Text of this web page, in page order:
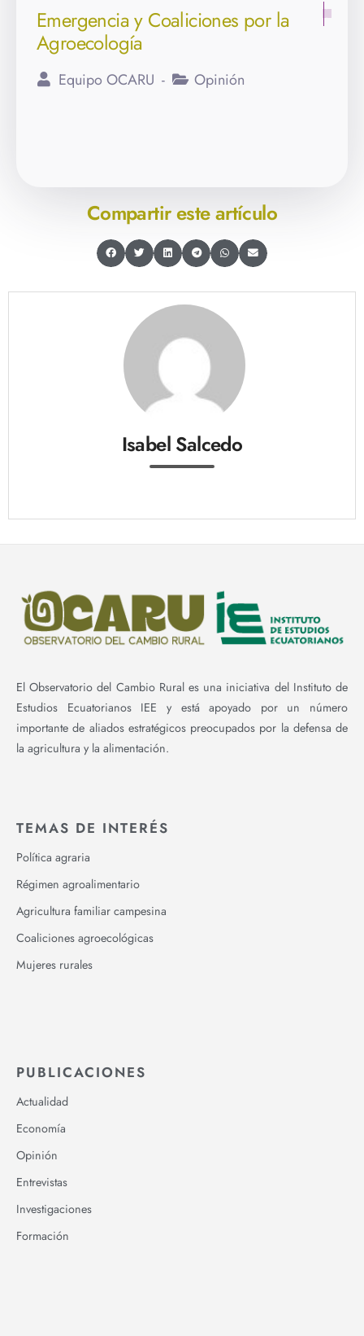
Emergencia y Coaliciones por la
Agroecología
Equipo OCARU Opinión
Compartir este artículo
Isabel Salcedo
El Observatorio del Cambio Rural es una iniciativa del Instituto de
Estudios Ecuatorianos IEE y está apoyado por un número
importante de aliados estratégicos preocupados por la defensa de
la agricultura y la alimentación.
TEMAS DE INTERÉS
Política agraria
Régimen agroalimentario
Agricultura familiar campesina
Coaliciones agroecológicas
Mujeres rurales
PUBLICACIONES
Actualidad
Economía
Opinión
Entrevistas
Investigaciones
Formación